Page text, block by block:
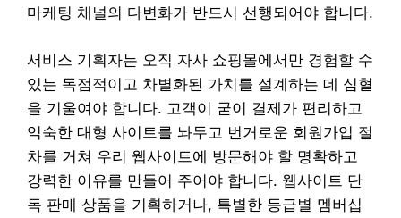
마케팅 채널의 다변화가 반드시 선행되어야 합니다.
서비스 기획자는 오직 자사 쇼핑몰에서만 경험할 수
있는 독점적이고 차별화된 가치를 설계하는 데 심혈
을 기울여야 합니다. 고객이 굳이 결제가 편리하고
익숙한 대형 사이트를 놔두고 번거로운 회원가입 절
차를 거쳐 우리 웹사이트에 방문해야 할 명확하고
강력한 이유를 만들어 주어야 합니다. 웹사이트 단
독 판매 상품을 기획하거나, 특별한 등급별 멤버십